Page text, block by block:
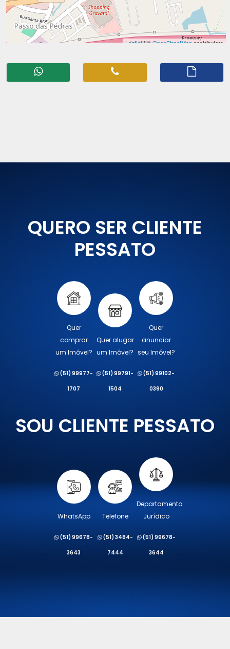
QUERO SER CLIENTE
PESSATO
Quer
comprar
um Imóvel?
(51) 99977-
1707
Quer alugar
um Imóvel?
(51) 99791-
1504
Quer
anunciar
seu Imóvel?
(51) 99102-
0390
SOU CLIENTE PESSATO
WhatsApp
(51) 99678-
3643
Telefone
(51) 3484-
7444
Departamento
Jurídico
(51) 99678-
3644